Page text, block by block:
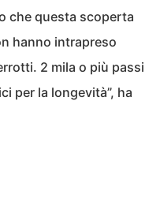
che questa scoperta
hanno intrapreso
2 mila o più passi
per la longevità”, ha